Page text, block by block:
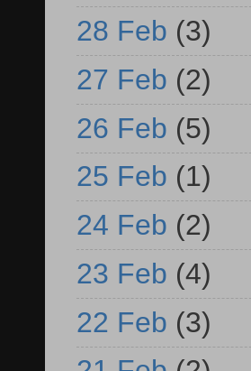
28 Feb (3)
27 Feb (2)
26 Feb (5)
25 Feb (1)
24 Feb (2)
23 Feb (4)
22 Feb (3)